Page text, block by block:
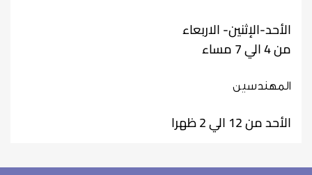
الأحد-الإثنين- الاربعاء
من 4 الي 7 مساء
المهندسين
الأحد من 12 الي 2 ظهرا